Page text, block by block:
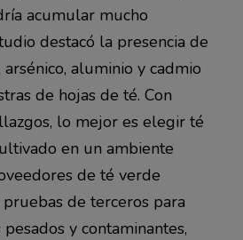
acumular mucho
destacó la presencia de
aluminio y cadmio
de hojas de té. Con
lo mejor es elegir té
en un ambiente
de té verde
de terceros para
​​y contaminantes,